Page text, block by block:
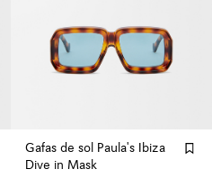
Gafas de sol Paula's Ibiza
Dive in Mask